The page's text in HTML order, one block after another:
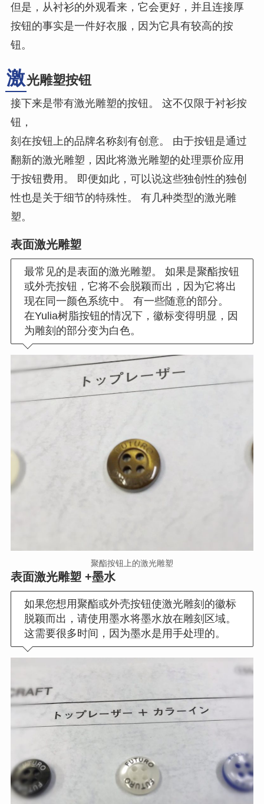
但是，从衬衫的外观看来，它会更好，并且连接厚
按钮的事实是一件好衣服，因为它具有较高的按
钮。
激光雕塑按钮
接下来是带有激光雕塑的按钮。 这不仅限于衬衫按
钮，
刻在按钮上的品牌名称刻有创意。 由于按钮是通过
翻新的激光雕塑，因此将激光雕塑的处理票价应用
于按钮费用。 即便如此，可以说这些独创性的独创
性也是关于细节的特殊性。 有几种类型的激光雕
塑。
表面激光雕塑
最常见的是表面的激光雕塑。 如果是聚酯按钮
或外壳按钮，它将不会脱颖而出，因为它将出
现在同一颜色系统中。 有一些随意的部分。
在Yulia树脂按钮的情况下，徽标变得明显，因
为雕刻的部分变为白色。
聚酯按钮上的激光雕塑
表面激光雕塑 +墨水
如果您想用聚酯或外壳按钮使激光雕刻的徽标
脱颖而出，请使用墨水将墨水放在雕刻区域。
这需要很多时间，因为墨水是用手处理的。